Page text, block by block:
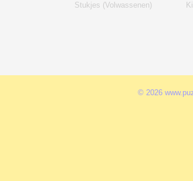
Stukjes (Volwassenen)
© 2026